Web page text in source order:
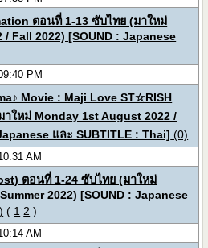
ตอนที่ 1-13 ซับไทย (มาใหม่
Fall 2022) [SOUND : Japanese
PM
Movie : Maji Love ST☆RISH
ใหม่ Monday 1st August 2022 /
และ SUBTITLE : Thai] (0)
AM
ตอนที่ 1-24 ซับไทย (มาใหม่
2022) [SOUND : Japanese
( 1 2 )
AM